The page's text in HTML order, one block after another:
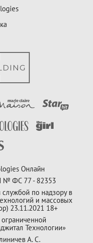
Онлайн
№ ФС 77 - 82353
по надзору в
и массовых
23.11.2021 18+
Технологии»
А. С.